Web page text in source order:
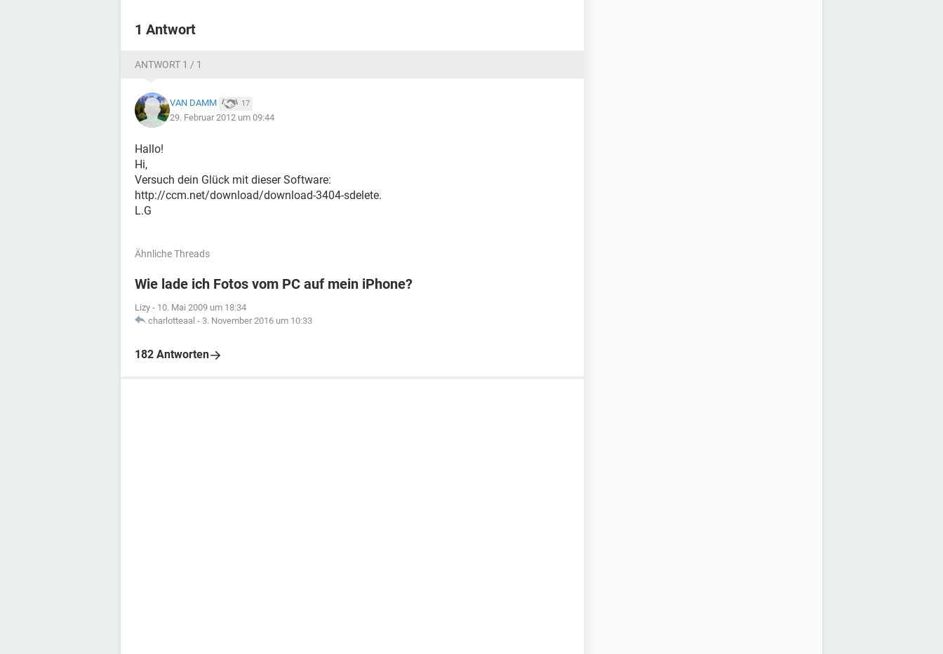
1 Antwort
ANTWORT 1 / 1
VAN DAMM 17
29. Februar 2012 um 09:44
Hallo!
Hi,
Versuch dein Glück mit dieser Software:
http://ccm.net/download/download-3404-sdelete.
L.G
Ähnliche Threads
Wie lade ich Fotos vom PC auf mein iPhone?
Lizy - 10. Mai 2009 um 18:34
charlotteaal - 3. November 2016 um 10:33
182 Antworten